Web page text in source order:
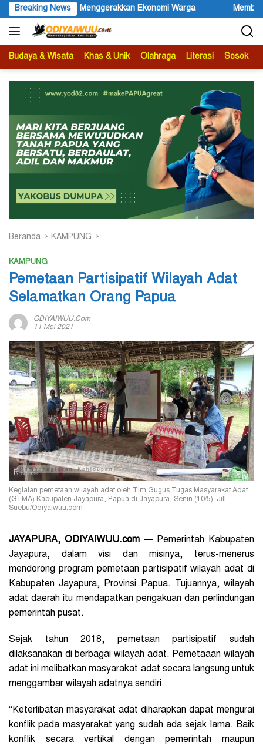
Langsung
ke
konten
Breaking News
Warga Membuka Omnisida dalam Tubuh Negara
Budaya & Wisata Khas & Unik Olahraga Literasi Sosok
Beranda KAMPUNG
KAMPUNG
Pemetaan Partisipatif Wilayah Adat
Selamatkan Orang Papua
ODIYAIWUU.com
11 Mei 2021
Kegiatan pemetaan wilayah adat oleh Tim Gugus Tugas Masyarakat Adat
(GTMA) Kabupaten Jayapura, Papua di Jayapura, Senin (10/5). Jill
Suebu/Odiyaiwuu.com
JAYAPURA, ODIYAIWUU.com —Pemerintah Kabupaten
Jayapura, dalam visi dan misinya, terus-menerus
mendorong program pemetaan partisipatif wilayah adat di
Kabupaten Jayapura, Provinsi Papua. Tujuannya, wilayah
adat daerah itu mendapatkan pengakuan dan perlindungan
pemerintah pusat.
Sejak tahun 2018, pemetaan partisipatif sudah
dilaksanakan di berbagai wilayah adat. Pemetaaan wilayah
adat ini melibatkan masyarakat adat secara langsung untuk
menggambar wilayah adatnya sendiri.
“Keterlibatan masyarakat adat diharapkan dapat mengurai
konflik pada masyarakat yang sudah ada sejak lama. Baik
konflik secara vertikal dengan pemerintah maupun